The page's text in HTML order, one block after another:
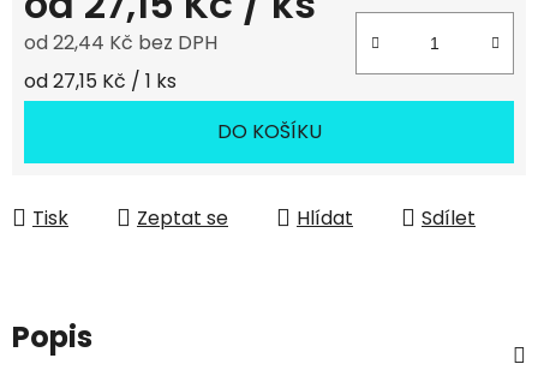
od22,44 Kč bez DPH
Měrná cena:
od 27,15 Kč / 1 ks
DO KOŠÍKU
Tisk Zeptat se Hlídat Sdílet
Popis